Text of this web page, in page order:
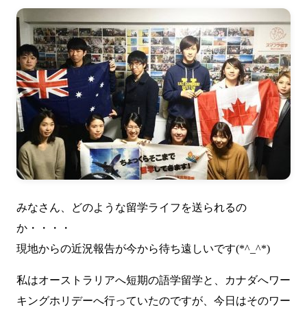
みなさん、どのような留学ライフを送られるの
か・・・・
現地からの近況報告が今から待ち遠しいです(*^_^*)
私はオーストラリアへ短期の語学留学と、カナダへワー
キングホリデーへ行っていたのですが、今日はそのワー